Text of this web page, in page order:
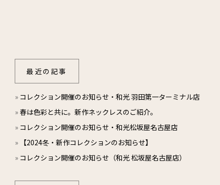
最近の記事
» コレクション開催のお知らせ・和光 羽田第一ターミナル店
» 春は色彩と共に。新作ネックレスのご紹介。
» コレクション開催のお知らせ・和光松坂屋名古屋店
» 【2024冬・新作コレクションのお知らせ】
» コレクション開催のお知らせ（和光 松坂屋名古屋店）